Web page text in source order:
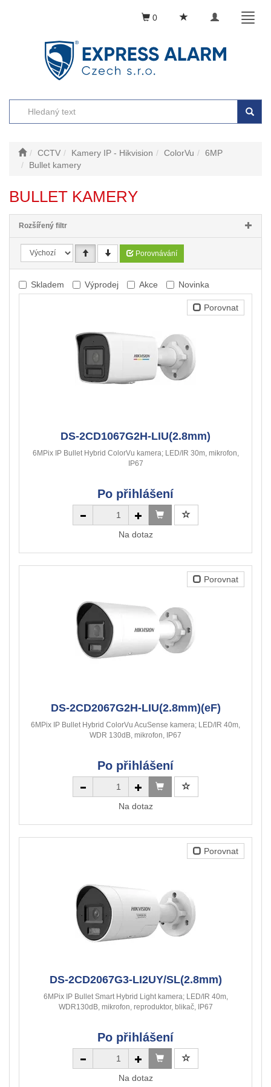
Toggle
0
CCTV Kamery IP - Hikvision ColorVu
6MP
Bullet kamery
BULLET KAMERY
Rozšířený filtr
Porovnávání
Skladem Výprodej Akce Novinka
Porovnat
DS-2CD1067G2H-LIU(2.8mm)
6MPix IP Bullet Hybrid ColorVu kamera; LED/IR 30m, mikrofon,
IP67
Po přihlášení
Na dotaz
Porovnat
DS-2CD2067G2H-LIU(2.8mm)(eF)
6MPix IP Bullet Hybrid ColorVu AcuSense kamera; LED/IR 40m,
WDR 130dB, mikrofon, IP67
Po přihlášení
Na dotaz
Porovnat
DS-2CD2067G3-LI2UY/SL(2.8mm)
6MPix IP Bullet Smart Hybrid Light kamera; LED/IR 40m,
WDR130dB, mikrofon, reproduktor, blikač, IP67
Po přihlášení
Na dotaz